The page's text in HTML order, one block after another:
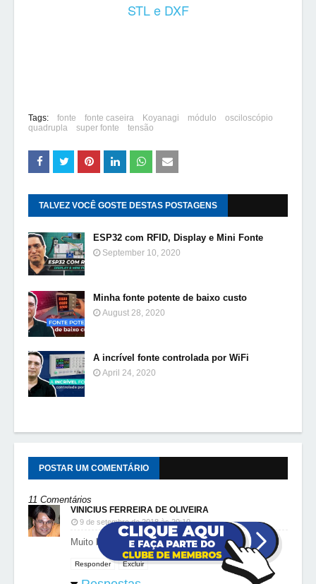
STL e DXF
Tags: fonte fonte caseira Koyanagi módulo
osciloscópio
quadrupla
super fonte tensão
TALVEZ VOCÊ GOSTE DESTAS POSTAGENS
ESP32 com RFID, Display e Mini Fonte
September 10, 2020
Minha fonte potente de baixo custo
August 28, 2020
A incrível fonte controlada por WiFi
April 24, 2020
POSTAR UM COMENTÁRIO
11 Comentários
VINICIUS FERREIRA DE OLIVEIRA
9 de setembro de 2018 às 20:10
Muito bom, excelente!
Responder Excluir